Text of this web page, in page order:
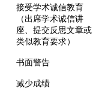
接受学术诚信教育
（出席学术诚信讲
座、提交反思文章或
类似教育要求）
书面警告
减少成绩